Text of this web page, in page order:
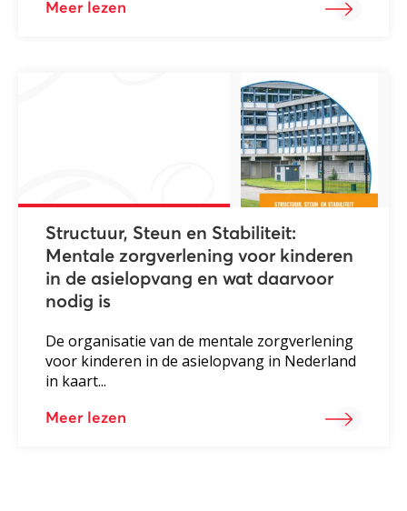
Meer lezen
Structuur, Steun en Stabiliteit:
Mentale zorgverlening voor kinderen
in de asielopvang en wat daarvoor
nodig is
De organisatie van de mentale zorgverlening
voor kinderen in de asielopvang in Nederland
in kaart...
Meer lezen